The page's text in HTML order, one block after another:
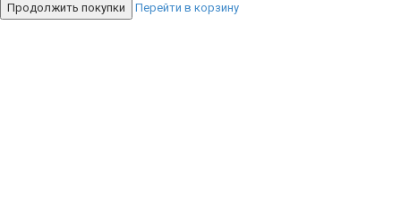
Продолжить покупки Перейти в корзину